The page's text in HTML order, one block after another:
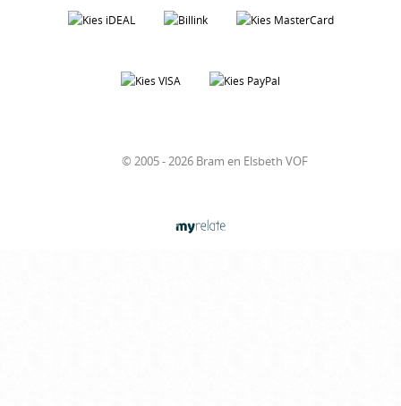
© 2005 - 2026 Bram en Elsbeth VOF